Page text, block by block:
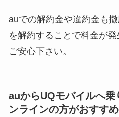
auでの解約金や違約金も
を解約することで料金が
ご安心下さい。
auからUQモバイルへ
ンラインの方がおすすめ